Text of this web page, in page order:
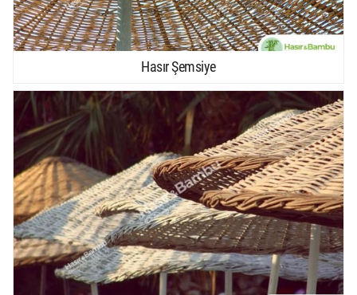
Hasır Şemsiye